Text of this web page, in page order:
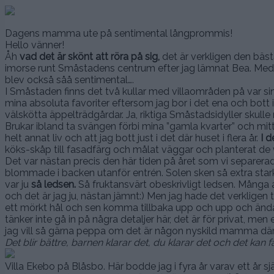
Dagens mamma ute på sentimental långprommis!
Hello vänner!
Åh vad det är skönt att röra på sig, det är verkligen den
imorse runt Småstadens centrum efter jag lämnat Bea.
blev också såå sentimental….
I Småstaden finns det två kullar med villaområden på var
mina absoluta favoriter eftersom jag bor i det ena och bott
välskötta äppelträdgårdar. Ja, riktiga Småstadsidyller skulle
Brukar ibland ta svängen förbi mina ”gamla kvarter” och
helt annat liv och att jag bott just i det där huset i flera år.
I
köks-skåp till fasadfärg och målat väggar och planterat de
Det var nästan precis den här tiden på året som vi
blommade i backen utanför entrén. Solen sken så extra
var ju så ledsen. Så fruktansvärt obeskrivligt ledsen.
och det är jag ju, nästan jämnt:) Men jag hade det
ett mörkt hål och sen komma tillbaka upp och upp och
tänker inte gå in på några detaljer här, det är för privat,
jag vill så gärna peppa om det är någon nyskild mamma
Det blir bättre, barnen klarar det, du klarar det och det kan
Villa Ekebo på Blåsbo. Här bodde jag i fyra år varav ett år